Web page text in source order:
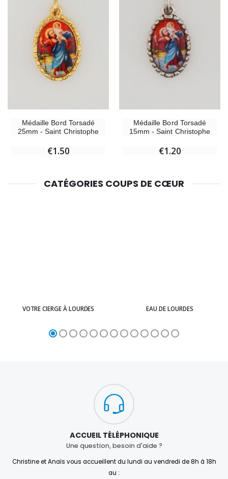
Médaille Bord Torsadé
25mm - Saint Christophe
€1.50
Médaille Bord Torsadé
15mm - Saint Christophe
€1.20
CATÉGORIES COUPS DE CŒUR
VOTRE CIERGE À LOURDES EAU DE LOURDES
ACCUEIL TÉLÉPHONIQUE
Une question, besoin d'aide ?
Christine et Anaïs vous accueillent du lundi au vendredi de 8h à 18h
au :